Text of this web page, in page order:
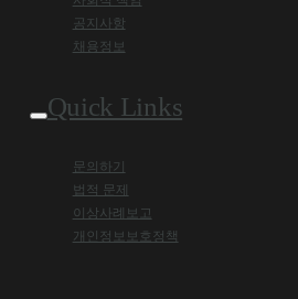
공지사항
채용정보
Quick Links
문의하기
법적 문제
이상사례보고
개인정보보호정책